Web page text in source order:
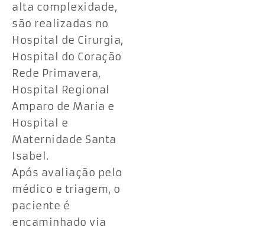
alta complexidade,
são realizadas no
Hospital de Cirurgia,
Hospital do Coração
Rede Primavera,
Hospital Regional
Amparo de Maria e
Hospital e
Maternidade Santa
Isabel.
Após avaliação pelo
médico e triagem, o
paciente é
encaminhado via